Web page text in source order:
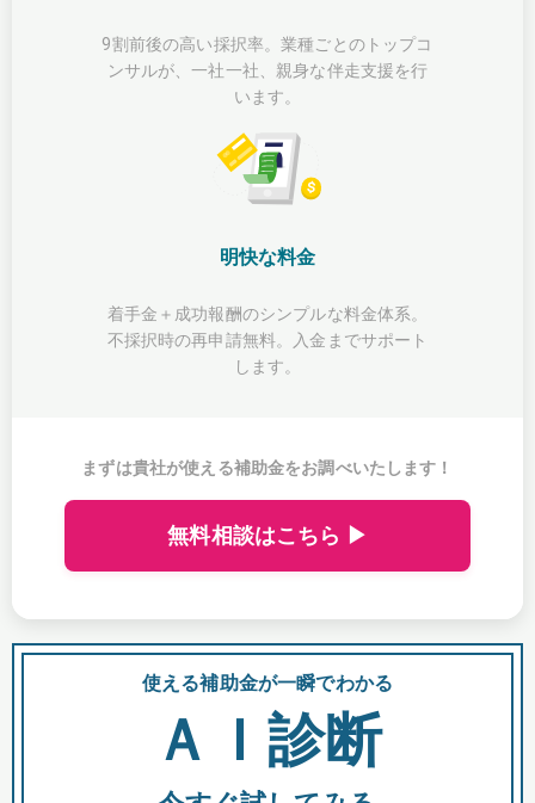
9割前後の高い採択率。業種ごとのトップコ
ンサルが、一社一社、親身な伴走支援を行
います。
明快な料金
着手金＋成功報酬のシンプルな料金体系。
不採択時の再申請無料。入金までサポート
します。
まずは貴社が使える補助金をお調べいたします！
無料相談はこちら ▶
使える補助金が一瞬でわかる
ＡＩ診断